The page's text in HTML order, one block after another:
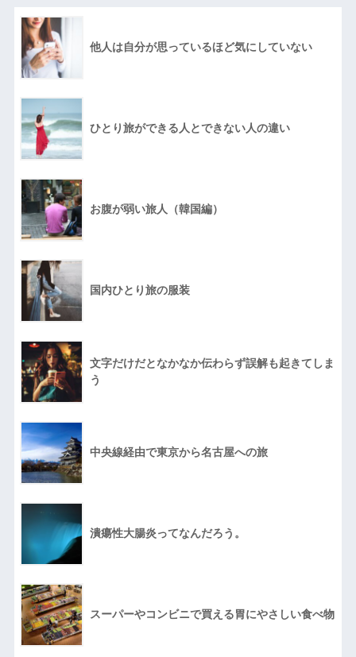
他人は自分が思っているほど気にしていない
ひとり旅ができる人とできない人の違い
お腹が弱い旅人（韓国編）
国内ひとり旅の服装
文字だけだとなかなか伝わらず誤解も起きてしま
う
中央線経由で東京から名古屋への旅
潰瘍性大腸炎ってなんだろう。
スーパーやコンビニで買える胃にやさしい食べ物